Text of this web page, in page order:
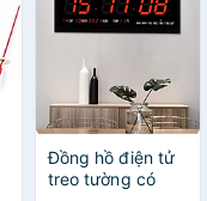
Đồng hồ điện tử
treo tường có